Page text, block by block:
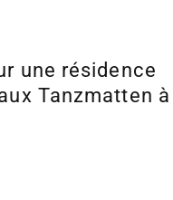
une résidence
Tanzmatten à